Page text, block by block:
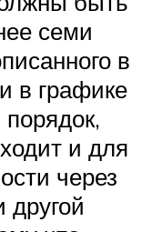
семи
в
в графике
и для
через
другой